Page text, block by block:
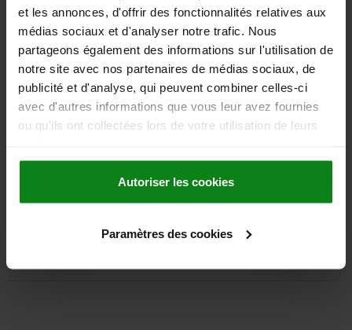
et les annonces, d'offrir des fonctionnalités relatives aux
médias sociaux et d'analyser notre trafic. Nous
partageons également des informations sur l'utilisation de
notre site avec nos partenaires de médias sociaux, de
publicité et d'analyse, qui peuvent combiner celles-ci
avec d'autres informations que vous leur avez fournies
ou qu'ils ont collectées lors de votre utilisation de leurs
Autoriser les cookies
Paramètres des cookies
03153
from100,67 €